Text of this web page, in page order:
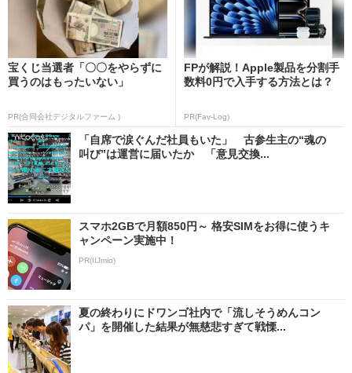
宝くじ当選者「〇〇をやらずに
買うのはもったいない」
PR(合同会社デジタルファーム )
FPが解説！Apple製品を分割手
数料0円で入手する方法とは？
PR(Fav-Log)
「自席で涙ぐんだ社員もいた」 古参生主の“魂の
叫び”は運営に届いたか 「意見交換...
スマホ2GBで月額850円～ 格安SIMをお得に使うキ
ャンペーン実施中！
PR(IIJmio)
夏の終わりにドワンゴ社内で「流しそうめんコン
パ」を開催した結果が無慈悲すぎて戦慄...